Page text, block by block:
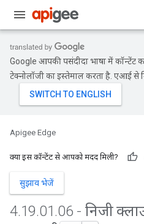
Google आपकी पसंदीदा भाषा में
टेक्नोलॉजी का इस्तेमाल करता है. एआई से
Apigee Edge
क्या इस कॉन्टेंट से आपको मदद मिली?
सुझाव भेजें
4.19.01.06 - निजी